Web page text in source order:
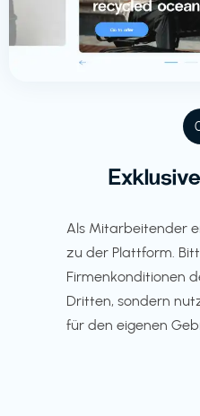
Als Mitarbeitender
zu der Plattform.
Firmenkonditionen
Dritten, sondern
für den eigenen